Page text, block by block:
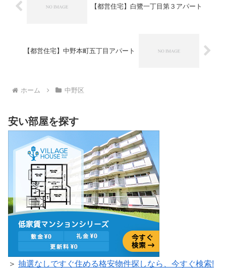
【都営住宅】白鷺一丁目第３アパート
【都営住宅】中野本町五丁目アパート
ホーム 中野区
安い部屋を探す
＞ 抽選なしですぐ住める格安物件探しなら、今すぐ検索!